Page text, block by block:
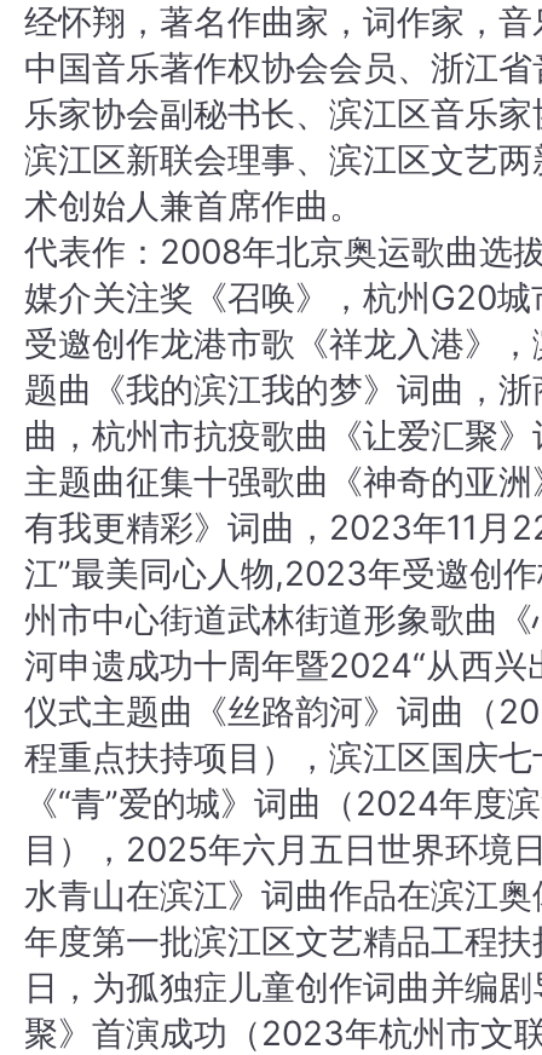
经怀翔，著名作曲家，词作家，
中国音乐著作权协会会员、浙江
乐家协会副秘书长、滨江区音乐
滨江区新联会理事、滨江区文艺
术创始人兼首席作曲。
代表作：2008年北京奥运歌曲选
媒介关注奖《召唤》，杭州G20
受邀创作龙港市歌《祥龙入港》
题曲《我的滨江我的梦》词曲，
曲，杭州市抗疫歌曲《让爱汇聚
主题曲征集十强歌曲《神奇的亚
有我更精彩》词曲，2023年11月
江”最美同心人物,2023年受邀创
州市中心街道武林街道形象歌曲
河申遗成功十周年暨2024“从西兴
仪式主题曲《丝路韵河》词曲（
程重点扶持项目），滨江区国庆
《“青”爱的城》词曲（2024年度
目），2025年六月五日世界环境
水青山在滨江》词曲作品在滨江
年度第一批滨江区文艺精品工程
日，为孤独症儿童创作词曲并编
聚》首演成功（2023年杭州市文